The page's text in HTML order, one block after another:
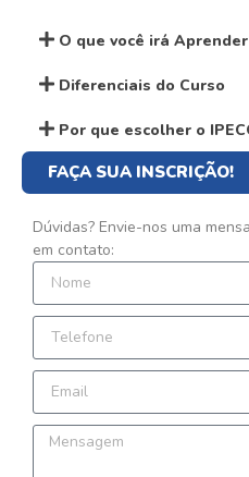
O que você irá Aprender
Diferenciais do Curso
Por que escolher o
FAÇA SUA INSCRIÇÃO!
Dúvidas? Envie-nos uma
em contato: